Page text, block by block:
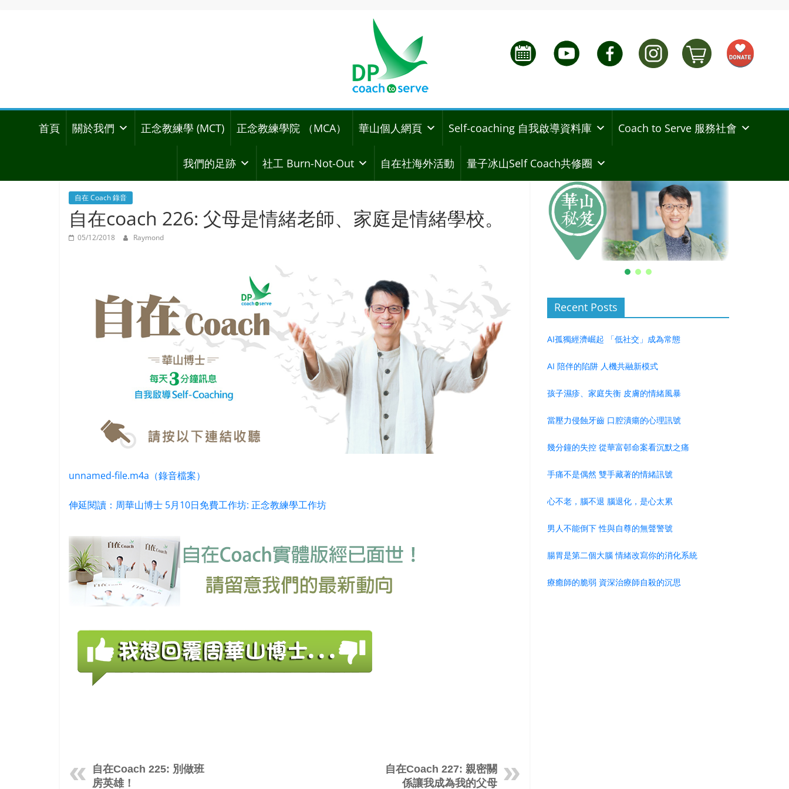
首頁 關於我們 正念教練學 (MCT) 正念教練學院 （MCA） 華山個人網頁 Self-coaching 自我啟導資料庫 Coach to Serve 服務社會
我們的足跡 社工 Burn-Not-Out 自在社海外活動 量子冰山Self Coach共修圈
自在 Coach 錄音
自在coach 226: 父母是情緒老師、家庭是情緒學校。
05/12/2018 Raymond
unnamed-file.m4a（錄音檔案）
伸延閱讀：周華山博士 5月10日免費工作坊: 正念教練學工作坊
自在Coach 225: 別做班
房英雄！
自在Coach 227: 親密關
係讓我成為我的父母
Recent Posts
AI孤獨經濟崛起 「低社交」成為常態
AI 陪伴的陷阱 人機共融新模式
孩子濕疹、家庭失衡 皮膚的情緒風暴
當壓力侵蝕牙齒 口腔潰瘍的心理訊號
幾分鐘的失控 從華富邨命案看沉默之痛
手痛不是偶然 雙手藏著的情緒訊號
心不老，腦不退 腦退化，是心太累
男人不能倒下 性與自尊的無聲警號
腸胃是第二個大腦 情緒改寫你的消化系統
療癒師的脆弱 資深治療師自殺的沉思